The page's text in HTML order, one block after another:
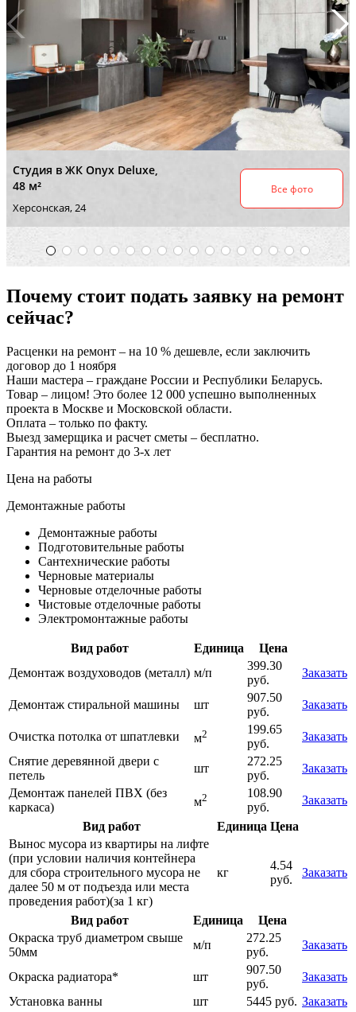
Почему стоит подать заявку на ремонт
сейчас?
Расценки на ремонт – на 10 % дешевле, если заключить
договор до 1 ноября
Наши мастера – граждане России и Республики Беларусь.
Товар – лицом! Это более 12 000 успешно выполненных
проекта в Москве и Московской области.
Оплата – только по факту.
Выезд замерщика и расчет сметы – бесплатно.
Гарантия на ремонт до 3-х лет
Цена на работы
Демонтажные работы
Демонтажные работы
Подготовительные работы
Сантехнические работы
Черновые материалы
Черновые отделочные работы
Чистовые отделочные работы
Электромонтажные работы
Вид работ Единица
Цена
Демонтаж воздуховодов (металл) м/п
399.30
руб.
Заказать
Демонтаж стиральной машины шт
907.50
руб.
Заказать
Очистка потолка от шпатлевки м2
199.65
руб.
Заказать
Снятие деревянной двери с
петель
шт
272.25
руб.
Заказать
Демонтаж панелей ПВХ (без
каркаса)
м2
108.90
руб.
Заказать
Вид работ
Единица Цена
Вынос мусора из квартиры на лифте
(при условии наличия контейнера
для сбора строительного мусора не
далее 50 м от подъезда или места
проведения работ)(за 1 кг)
кг
4.54
руб.
Заказать
Вид работ Единица
Цена
Окраска труб диаметром свыше
50мм
м/п
272.25
руб.
Заказать
Окраска радиатора* шт
907.50
руб.
Заказать
Установка ванны
шт 5445 руб. Заказать